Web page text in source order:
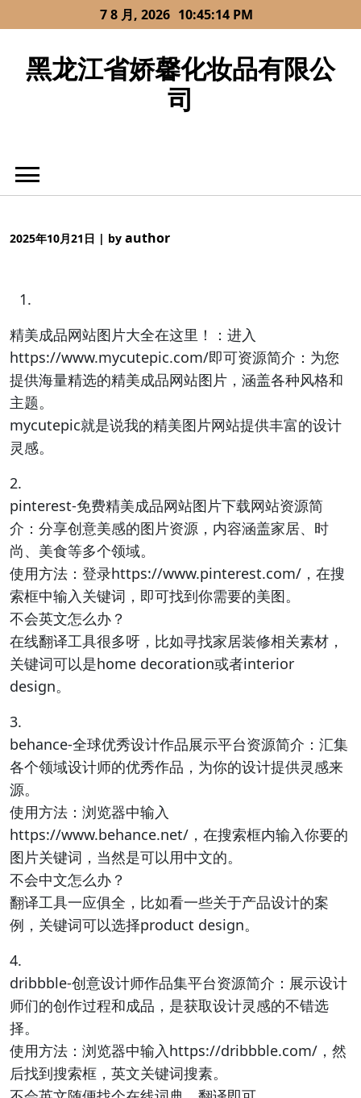
to
7 8 月, 2026 10:45:15 PM
黑龙江省娇馨化妆品有限公
司
2025年10月21日 | by author
精美成品网站图片大全在这里！：进入
https://www.mycutepic.com/即可资源简介：为您
提供海量精选的精美成品网站图片，涵盖各种风格和
主题。
mycutepic就是说我的精美图片网站提供丰富的设计
灵感。
2.
pinterest-免费精美成品网站图片下载网站资源简
介：分享创意美感的图片资源，内容涵盖家居、时
尚、美食等多个领域。
使用方法：登录https://www.pinterest.com/，在搜
索框中输入关键词，即可找到你需要的美图。
不会英文怎么办？
在线翻译工具很多呀，比如寻找家居装修相关素材，
关键词可以是home decoration或者interior
design。
3.
behance-全球优秀设计作品展示平台资源简介：汇集
各个领域设计师的优秀作品，为你的设计提供灵感来
源。
使用方法：浏览器中输入
https://www.behance.net/，在搜索框内输入你要的
图片关键词，当然是可以用中文的。
不会中文怎么办？
翻译工具一应俱全，比如看一些关于产品设计的案
例，关键词可以选择product design。
4.
dribbble-创意设计师作品集平台资源简介：展示设计
师们的创作过程和成品，是获取设计灵感的不错选
择。
使用方法：浏览器中输入https://dribbble.com/，然
后找到搜索框，英文关键词搜素。